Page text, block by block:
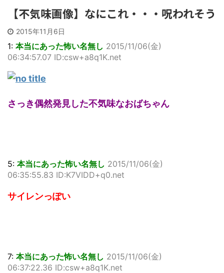
【不気味画像】なにこれ・・・呪われそう
2015年11月6日
1: 本当にあった怖い名無し 2015/11/06(金)
06:34:57.07 ID:csw+a8q1K.net
さっき偶然発見した不気味なおばちゃん
5: 本当にあった怖い名無し 2015/11/06(金)
06:35:55.83 ID:K7VIDD+q0.net
サイレンっぽい
7: 本当にあった怖い名無し 2015/11/06(金)
06:37:22.36 ID:csw+a8q1K.net